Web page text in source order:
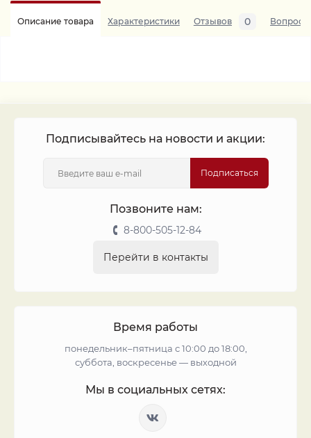
Описание товара Характеристики Отзывов 0 Вопросы
Подписывайтесь на новости и акции:
Подписаться
Позвоните нам:
8-800-505-12-84
Перейти в контакты
Время работы
понедельник–пятница с 10:00 до 18:00,
суббота, воскресенье — выходной
Мы в социальных сетях: